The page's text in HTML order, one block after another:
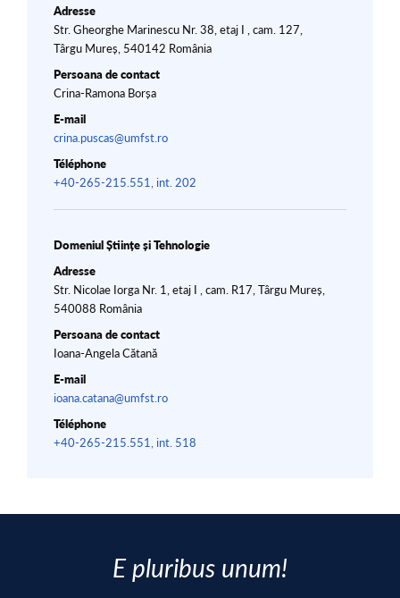
Adresse
Str. Gheorghe Marinescu Nr. 38, etaj I , cam. 127,
Târgu Mureș, 540142 România
Persoana de contact
Crina-Ramona Borșa
E-mail
crina.puscas@umfst.ro
Téléphone
+40-265-215.551, int. 202
Domeniul Științe și Tehnologie
Adresse
Str. Nicolae Iorga Nr. 1, etaj I , cam. R17, Târgu Mureș,
540088 România
Persoana de contact
Ioana-Angela Cătană
E-mail
ioana.catana@umfst.ro
Téléphone
+40-265-215.551, int. 518
E pluribus unum!